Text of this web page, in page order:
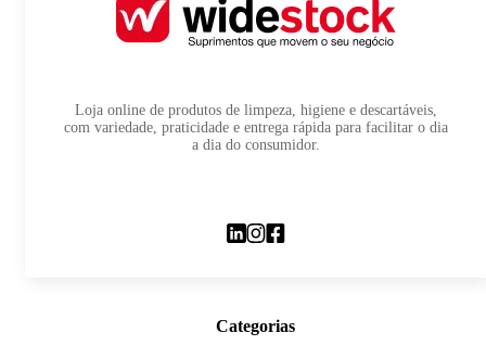
Loja online de produtos de limpeza, higiene e descartáveis,
com variedade, praticidade e entrega rápida para facilitar o dia
a dia do consumidor.
Categorias